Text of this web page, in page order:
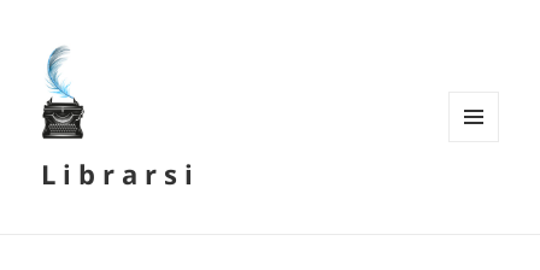
L i b r a r s i